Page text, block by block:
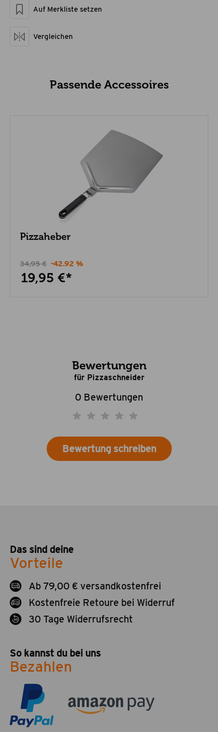
Material
Artikelgewicht netto kg
Auf Merkliste setzen
Vergleichen
Passende Accessoires
Pizzaheber
19,95 €*
34,95 € -42.92 %
Bewertungen
für Pizzaschneider
0 Bewertungen
Bewertung schreiben
Das sind deine
Vorteile
Ab 79,00 € versandkostenfrei
Kostenfreie Retoure bei Widerruf
30 Tage Widerrufsrecht
So kannst du bei uns
Bezahlen